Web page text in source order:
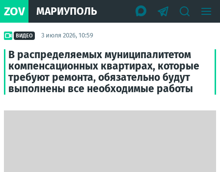
ZOV МАРИУПОЛЬ
ВИДЕО 3 июля 2026, 10:59
В распределяемых муниципалитетом
компенсационных квартирах, которые
требуют ремонта, обязательно будут
выполнены все необходимые работы